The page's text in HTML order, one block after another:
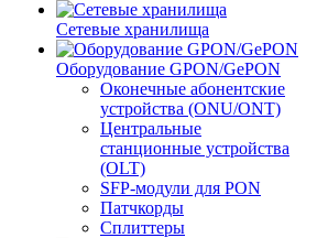
Сетевые хранилища
Оборудование GPON/GePON
Оконечные абонентские
устройства (ONU/ONT)
Центральные
станционные устройства
(OLT)
SFP-модули для PON
Патчкорды
Сплиттеры